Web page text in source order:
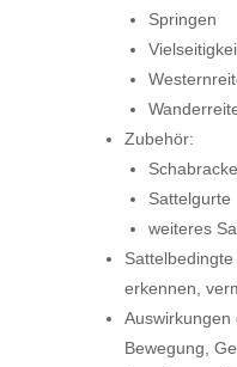
Springen
Zubehör:
Sattelgurte
weiteres
erkennen,
Auswirkungen
Bewegung,